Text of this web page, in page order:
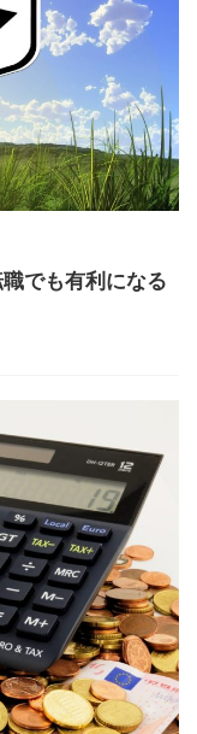
でも有利になる